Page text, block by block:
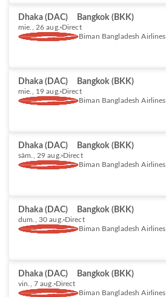
Dhaka (DAC) Bangkok (BKK)
mie., 26 aug. Direct
Biman Bangladesh Airlines
Dhaka (DAC) Bangkok (BKK)
mie., 19 aug. Direct
Biman Bangladesh Airlines
Dhaka (DAC) Bangkok (BKK)
sâm., 29 aug. Direct
Biman Bangladesh Airlines
Dhaka (DAC) Bangkok (BKK)
dum., 30 aug. Direct
Biman Bangladesh Airlines
Dhaka (DAC) Bangkok (BKK)
vin., 7 aug. Direct
Biman Bangladesh Airlines